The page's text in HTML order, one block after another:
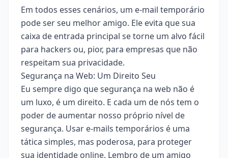
Em todos esses cenários, um e-mail temporário
pode ser seu melhor amigo. Ele evita que sua
caixa de entrada principal se torne um alvo fácil
para hackers ou, pior, para empresas que não
respeitam sua privacidade.
Segurança na Web: Um Direito Seu
Eu sempre digo que segurança na web não é
um luxo, é um direito. E cada um de nós tem o
poder de aumentar nosso próprio nível de
segurança. Usar e-mails temporários é uma
tática simples, mas poderosa, para proteger
sua identidade online. Lembro de um amigo